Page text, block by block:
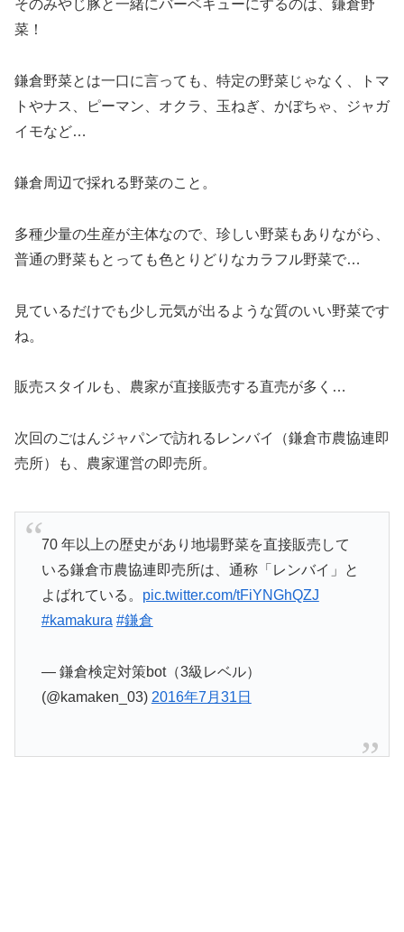
そのみやじ豚と一緒にバーベキューにするのは、鎌倉野
菜！
鎌倉野菜とは一口に言っても、特定の野菜じゃなく、トマ
トやナス、ピーマン、オクラ、玉ねぎ、かぼちゃ、ジャガ
イモなど…
鎌倉周辺で採れる野菜のこと。
多種少量の生産が主体なので、珍しい野菜もありながら、
普通の野菜もとっても色とりどりなカラフル野菜で…
見ているだけでも少し元気が出るような質のいい野菜です
ね。
販売スタイルも、農家が直接販売する直売が多く…
次回のごはんジャパンで訪れるレンバイ（鎌倉市農協連即
売所）も、農家運営の即売所。
70 年以上の歴史があり地場野菜を直接販売して
いる鎌倉市農協連即売所は、通称「レンバイ」と
よばれている。 pic.twitter.com/tFiYNGhQZJ
#kamakura #鎌倉
— 鎌倉検定対策bot（3級レベル）
(@kamaken_03) 2016年7月31日